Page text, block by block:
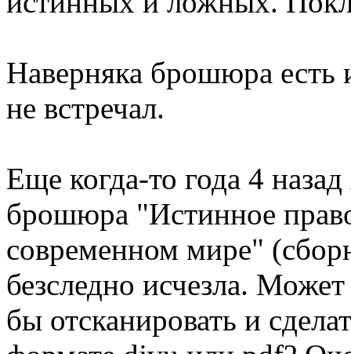
Наверняка брошюра есть
не встречал.
Еще когда-то года 4
брошюра "Истинное
современном мире"
безследно исчезла.
бы отсканировать и